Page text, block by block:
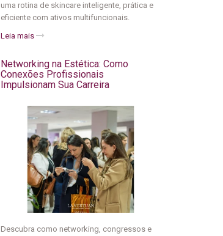
uma rotina de skincare inteligente, prática e
eficiente com ativos multifuncionais.
Leia mais
Networking na Estética: Como
Conexões Profissionais
Impulsionam Sua Carreira
Descubra como networking, congressos e